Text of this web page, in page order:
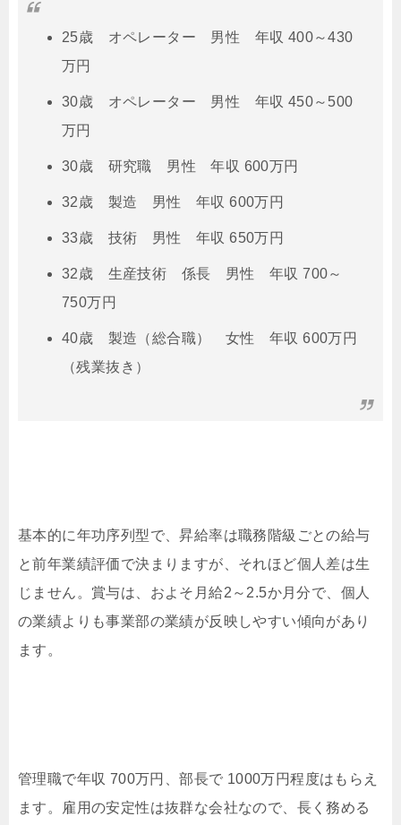
25歳 オペレーター 男性 年収 400～430
万円
30歳 オペレーター 男性 年収 450～500
万円
30歳 研究職 男性 年収 600万円
32歳 製造 男性 年収 600万円
33歳 技術 男性 年収 650万円
32歳 生産技術 係長 男性 年収 700～
750万円
40歳 製造（総合職） 女性 年収 600万円
（残業抜き）
基本的に年功序列型で、昇給率は職務階級ごとの給与
と前年業績評価で決まりますが、それほど個人差は生
じません。賞与は、およそ月給2～2.5か月分で、個人
の業績よりも事業部の業績が反映しやすい傾向があり
ます。
管理職で年収 700万円、部長で 1000万円程度はもらえ
ます。雇用の安定性は抜群な会社なので、長く務める